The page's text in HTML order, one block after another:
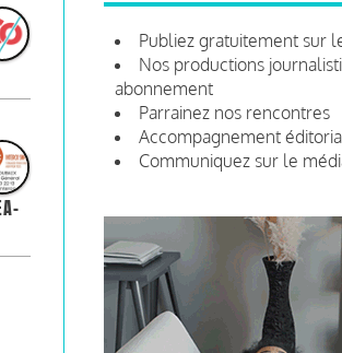
Publiez gratuitement sur
Nos productions
abonnement
Parrainez nos rencontres
Accompagnement
Communiquez sur le